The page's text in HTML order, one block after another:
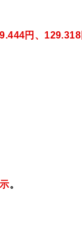
円、129.318
。